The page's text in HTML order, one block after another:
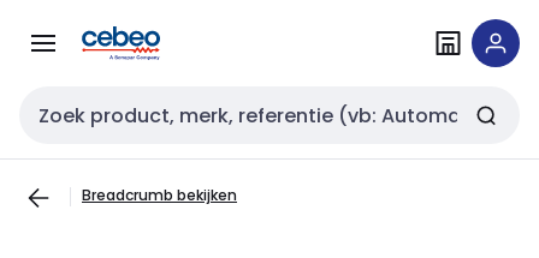
naar
naar
Zoekveld invoer
Breadcrumb bekijken